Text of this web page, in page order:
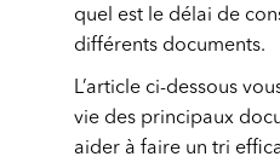
quel est le délai de
différents documents.
L’article ci-dessous
vie des principaux
aider à faire un tri